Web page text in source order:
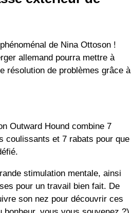
coulissants et 7 rabats pour que
stimulation mentale, ainsi
pour un travail bien fait. De
qui est facile à laver !
les prolonger